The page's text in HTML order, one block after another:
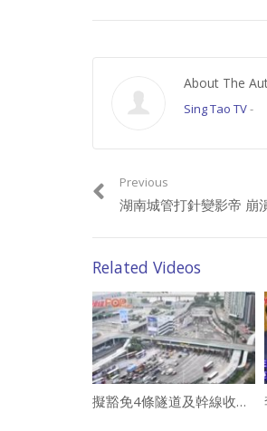
About The
Sing Tao TV-
Previous
湖南城管打針變影帝 崩
Related Videos
擬豁免4條隧道及幹線收費 政府每年損失7.4億元